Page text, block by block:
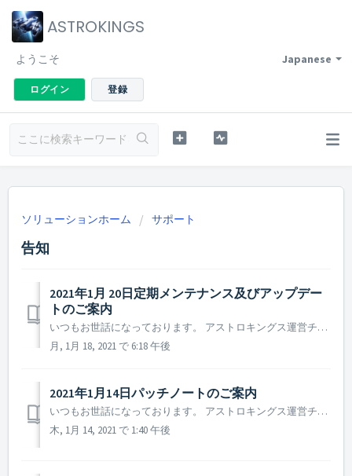
ASTROKINGS
Japanese
ようこそ
ログイン 登録
ソリューションホーム サポート
告知
2021年1月 20日定期メンテナンス及びアップデー
トのご案内
いつもお世話になっております。 アストロキングス運営チームです。 2021年1月20日に実施される定期メンテナンス及びアップデート内容についてご案内致します。 ※ 本告知は、事前告知となりますので、諸事情により一部内容が変更となる可能性もございます。変更時には事前に告知を通してご案内する予定です。 ...
月, 1月 18, 2021 で 6:18 午後
2021年1月14日パッチノートのご案内
いつもお世話になっております。 アストロキングス運営チームです。 本日（2021年1月14日）に行われたパッチノートについてご案内致します。 ▶️ 2021年1月14日パッチノートのご案内 - ワープゲートにてコラボイベントの残り期間が正常に表記されていない現象修正 ※ 参考事...
木, 1月 14, 2021 で 1:40 午後